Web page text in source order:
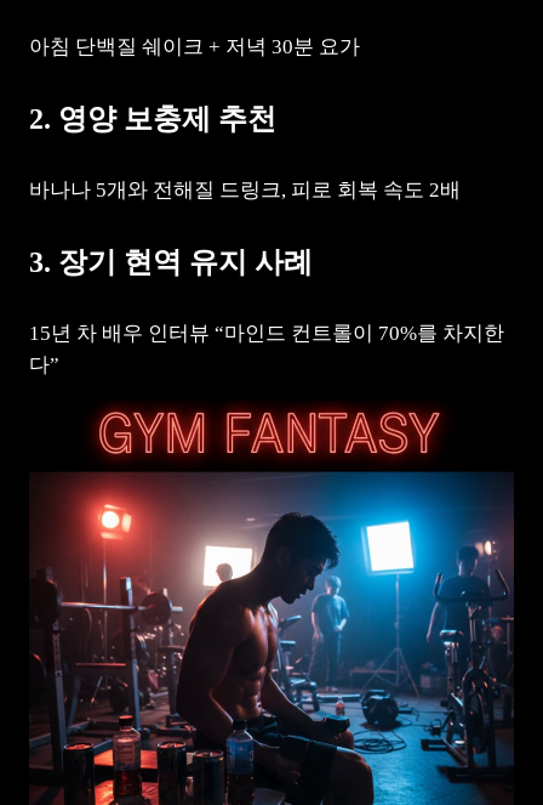
아침 단백질 쉐이크 + 저녁 30분 요가
2. 영양 보충제 추천
바나나 5개와 전해질 드링크, 피로 회복 속도 2배
3. 장기 현역 유지 사례
15년 차 배우 인터뷰 “마인드 컨트롤이 70%를 차지한
다”